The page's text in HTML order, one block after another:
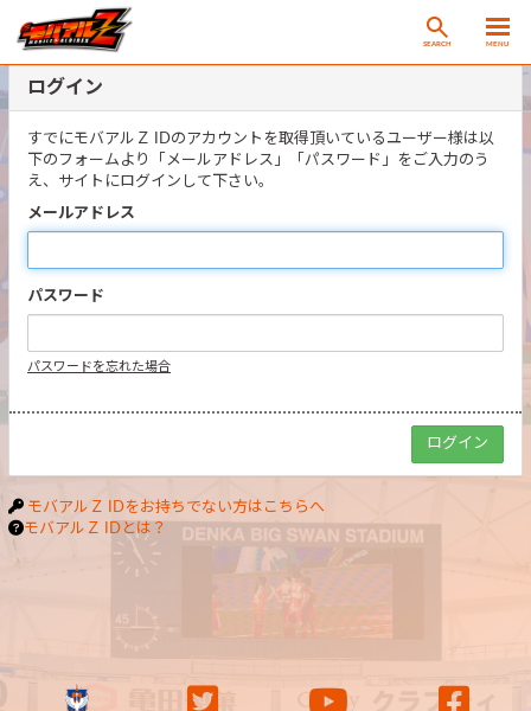
SEARCH MENU
ログイン
すでにモバアルＺ IDのアカウントを取得頂いているユーザー様は以
下のフォームより「メールアドレス」「パスワード」をご入力のう
え、サイトにログインして下さい。
メールアドレス
パスワード
パスワードを忘れた場合
モバアルＺ IDをお持ちでない方はこちらへ
モバアルＺ IDとは？